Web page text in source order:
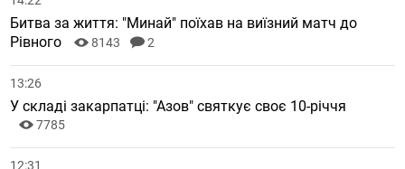
Битва за життя: "Минай" поїхав на виїзний матч до
Рівного
8143 2
13:26
У складі закарпатці: "Азов" святкує своє 10-річчя
7785
12:31